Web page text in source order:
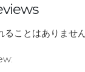
ことはありません